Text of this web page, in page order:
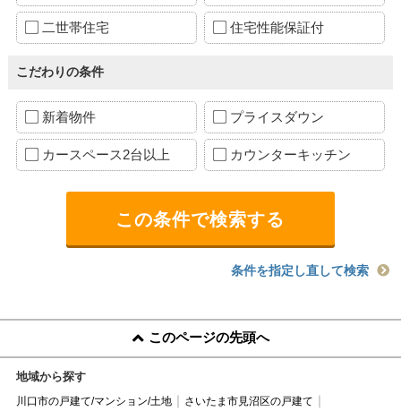
二世帯住宅 住宅性能保証付
こだわりの条件
新着物件 プライスダウン
カースペース2台以上 カウンターキッチン
条件を指定し直して検索
このページの先頭へ
地域から探す
川口市の戸建て/マンション/土地
さいたま市見沼区の戸建て